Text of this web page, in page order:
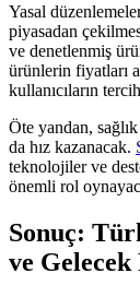
Yasal
piyasadan
ve denetlenmiş
ürünlerin fiyatları
kullanıcıların
Öte yandan,
da hız kazanacak.
teknolojiler ve
önemli rol
Sonuç:
ve